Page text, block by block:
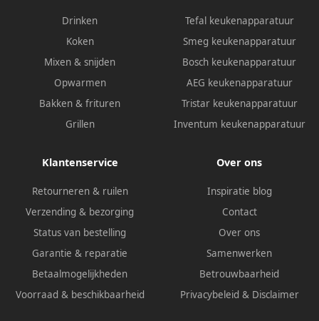
Drinken
Koken
Mixen & snijden
Opwarmen
Bakken & frituren
Grillen
Tefal keukenapparatuur
Smeg keukenapparatuur
Bosch keukenapparatuur
AEG keukenapparatuur
Tristar keukenapparatuur
Inventum keukenapparatuur
Klantenservice
Retourneren & ruilen
Verzending & bezorging
Status van bestelling
Garantie & reparatie
Betaalmogelijkheden
Voorraad & beschikbaarheid
Over ons
Inspiratie blog
Contact
Over ons
Samenwerken
Betrouwbaarheid
Privacybeleid & Disclaimer